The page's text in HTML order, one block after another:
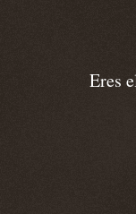
Eres